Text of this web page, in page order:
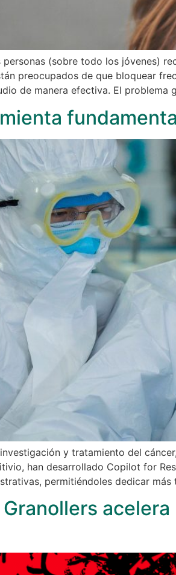
(sobre todo los jóvenes)
preocupados de que bloquear
de manera efectiva. El problema
y tratamiento del
han desarrollado Copilot for
permitiéndoles dedicar